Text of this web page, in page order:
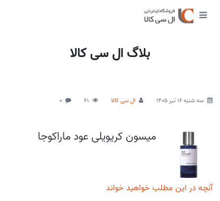
بلاگ ال سی کالا
سه شنبه 16 تیر 1405 ال سی کالا 61
0
میسون کریویلی عود ماراکوجا
آنچه در این مطلب خواهید خواند